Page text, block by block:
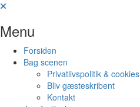
Skip
content
Menu
Forsiden
Bag scenen
Privatlivspolitik & cookies
Bliv gæsteskribent
Kontakt